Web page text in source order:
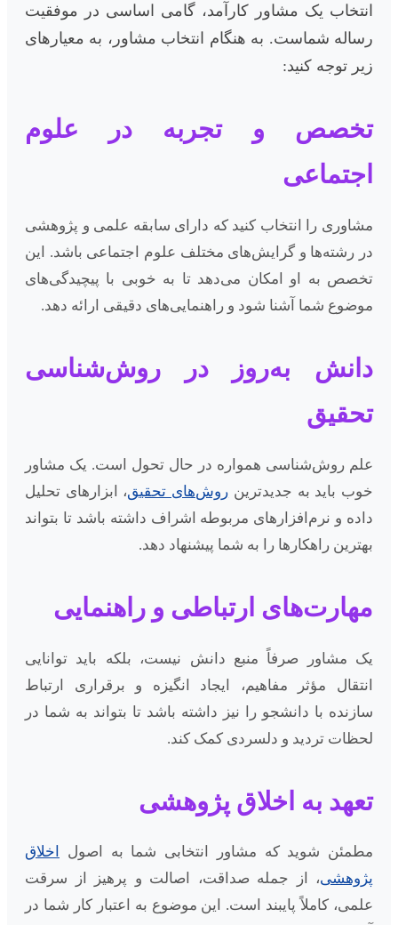
انتخاب یک مشاور کارآمد، گامی اساسی در موفقیت
رساله شماست. به هنگام انتخاب مشاور، به معیارهای
زیر توجه کنید:
تخصص و تجربه در علوم
اجتماعی
مشاوری را انتخاب کنید که دارای سابقه علمی و پژوهشی
در رشته‌ها و گرایش‌های مختلف علوم اجتماعی باشد. این
تخصص به او امکان می‌دهد تا به خوبی با پیچیدگی‌های
موضوع شما آشنا شود و راهنمایی‌های دقیقی ارائه دهد.
دانش به‌روز در روش‌شناسی
تحقیق
علم روش‌شناسی همواره در حال تحول است. یک مشاور
خوب باید به جدیدترین روش‌های تحقیق، ابزارهای تحلیل
داده و نرم‌افزارهای مربوطه اشراف داشته باشد تا بتواند
بهترین راهکارها را به شما پیشنهاد دهد.
مهارت‌های ارتباطی و راهنمایی
یک مشاور صرفاً منبع دانش نیست، بلکه باید توانایی
انتقال مؤثر مفاهیم، ایجاد انگیزه و برقراری ارتباط
سازنده با دانشجو را نیز داشته باشد تا بتواند به شما در
لحظات تردید و دلسردی کمک کند.
تعهد به اخلاق پژوهشی
مطمئن شوید که مشاور انتخابی شما به اصول
اخلاق
پژوهشی، از جمله صداقت، اصالت و پرهیز از سرقت
علمی، کاملاً پایبند است. این موضوع به اعتبار کار شما در